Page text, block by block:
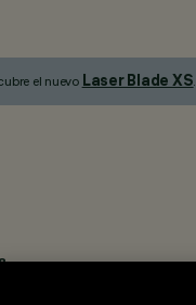
el nuevo Laser Blade XS.